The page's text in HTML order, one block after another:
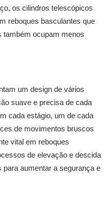
os cilindros telescópicos
reboques basculantes que
também ocupam menos
um design de vários
suave e precisa de cada
cada estágio, um de cada
de movimentos bruscos
vital em reboques
de elevação e descida
aumentar a segurança e